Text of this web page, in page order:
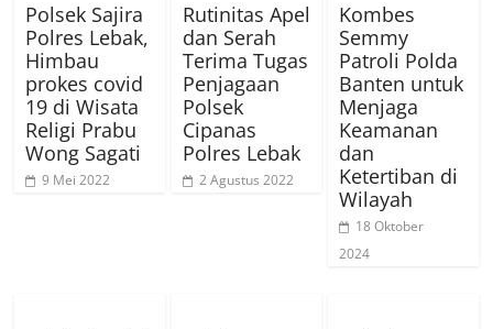
Polsek Sajira
Polres Lebak,
Himbau
prokes covid
19 di Wisata
Religi Prabu
Wong Sagati
9 Mei 2022
Rutinitas Apel
dan Serah
Terima Tugas
Penjagaan
Polsek
Cipanas
Polres Lebak
2 Agustus 2022
Kombes
Semmy
Patroli Polda
Banten untuk
Menjaga
Keamanan
dan
Ketertiban di
Wilayah
18 Oktober
2024